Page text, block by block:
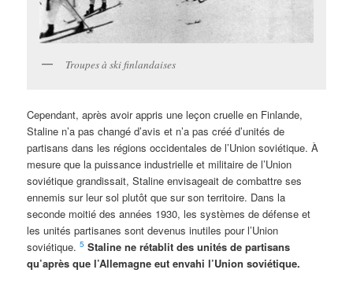
Troupes à ski finlandaises
Cependant, après avoir appris une leçon cruelle en Finlande,
Staline n’a pas changé d’avis et n’a pas créé d’unités de
partisans dans les régions occidentales de l’Union soviétique. À
mesure que la puissance industrielle et militaire de l’Union
soviétique grandissait, Staline envisageait de combattre ses
ennemis sur leur sol plutôt que sur son territoire. Dans la
seconde moitié des années 1930, les systèmes de défense et
les unités partisanes sont devenus inutiles pour l’Union
soviétique.5 Staline ne rétablit des unités de partisans
qu’après que l’Allemagne eut envahi l’Union soviétique.